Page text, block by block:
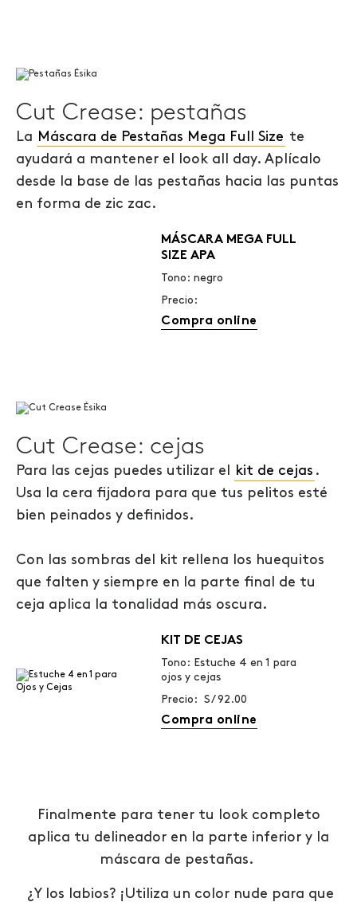
Cut Crease: pestañas
La Máscara de Pestañas Mega Full Size te
ayudará a mantener el look all day. Aplícalo
desde la base de las pestañas hacia las puntas
en forma de zic zac.
MÁSCARA MEGA FULL
SIZE APA
Tono: negro
Precio:
Compra online
Cut Crease: cejas
Para las cejas puedes utilizar el kit de cejas .
Usa la cera fijadora para que tus pelitos esté
bien peinados y definidos.
Con las sombras del kit rellena los huequitos
que falten y siempre en la parte final de tu
ceja aplica la tonalidad más oscura.
KIT DE CEJAS
Tono: Estuche 4 en 1 para
ojos y cejas
Precio: S/ 92.00
Compra online
Finalmente para tener tu look completo
aplica tu delineador en la parte inferior y la
máscara de pestañas.
¿Y los labios? ¡Utiliza un color nude para que